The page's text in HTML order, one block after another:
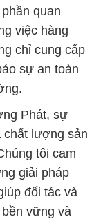
quan
việc hàng
chỉ cung cấp
sự an toàn
Phát, sự
chất lượng sản
tôi cam
giải pháp
đối tác và
vững và